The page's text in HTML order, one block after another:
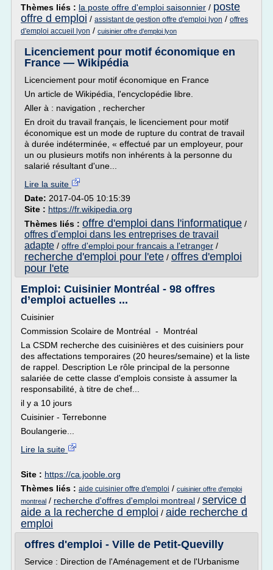
Thèmes liés : la poste offre d'emploi saisonnier / poste
offre d emploi / assistant de gestion offre d'emploi lyon / offres
d'emploi accueil lyon / cuisinier offre d'emploi lyon
Licenciement pour motif économique en
France — Wikipédia
Licenciement pour motif économique en France
Un article de Wikipédia, l'encyclopédie libre.
Aller à : navigation , rechercher
En droit du travail français, le licenciement pour motif
économique est un mode de rupture du contrat de travail
à durée indéterminée, « effectué par un employeur, pour
un ou plusieurs motifs non inhérents à la personne du
salarié résultant d'une...
Lire la suite
Date: 2017-04-05 10:15:39
Site : https://fr.wikipedia.org
Thèmes liés : offre d'emploi dans l'informatique /
offres d'emploi dans les entreprises de travail
adapte / offre d'emploi pour francais a l'etranger /
recherche d'emploi pour l'ete / offres d'emploi
pour l'ete
Emploi: Cuisinier Montréal - 98 offres
d’emploi actuelles ...
Cuisinier
Commission Scolaire de Montréal - Montréal
La CSDM recherche des cuisinières et des cuisiniers pour
des affectations temporaires (20 heures/semaine) et la liste
de rappel. Description Le rôle principal de la personne
salariée de cette classe d'emplois consiste à assumer la
responsabilité, à titre de chef...
il y a 10 jours
Cuisinier - Terrebonne
Boulangerie...
Lire la suite
Site : https://ca.jooble.org
Thèmes liés : aide cuisinier offre d'emploi / cuisinier offre d'emploi
montreal / recherche d'offres d'emploi montreal / service d
aide a la recherche d emploi / aide recherche d
emploi
offres d'emploi - Ville de Petit-Quevilly
Service : Direction de l'Aménagement et de l'Urbanisme